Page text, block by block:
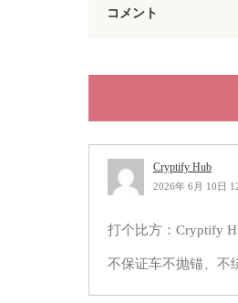
コメント
Cryptify Hub
2026年 6月 10日
打个比方：Cryptify
不保证车不抛锚、不